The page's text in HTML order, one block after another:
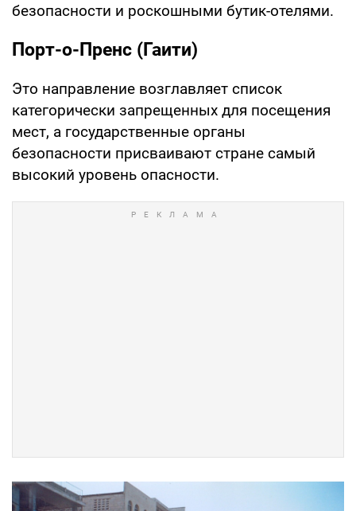
безопасности и роскошными бутик-отелями.
Порт-о-Пренс (Гаити)
Это направление возглавляет список
категорически запрещенных для посещения
мест, а государственные органы
безопасности присваивают стране самый
высокий уровень опасности.